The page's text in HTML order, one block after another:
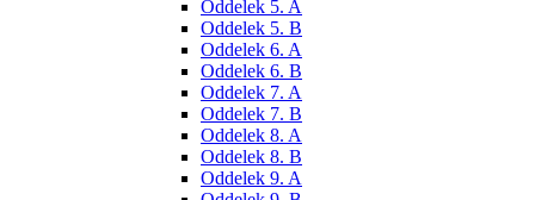
Oddelek 5. A
Oddelek 5. B
Oddelek 6. A
Oddelek 6. B
Oddelek 7. A
Oddelek 7. B
Oddelek 8. A
Oddelek 8. B
Oddelek 9. A